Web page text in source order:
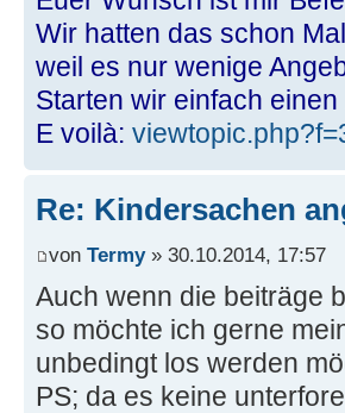
Wir hatten das schon
weil es nur wenige
Starten wir einfach einen
E voilà:
Re: Kindersachen
von Termy» 30.10.2014, 17:57
Auch wenn die beiträge
so möchte ich gerne
unbedingt los werden
PS; da es keine